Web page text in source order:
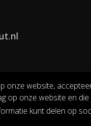
onze website,
op onze website en
kunt delen op